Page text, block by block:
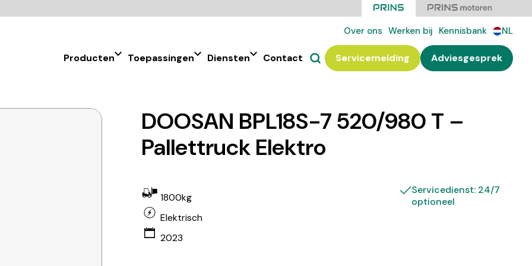
Over ons Werken bij Kennisbank NL
Producten Toepassingen Diensten Contact Servicemelding Adviesgesprek
DOOSAN BPL18S-7 520/980 T –
Pallettruck Elektro
1800kg
Elektrisch
2023
Servicedienst: 24/7
optioneel